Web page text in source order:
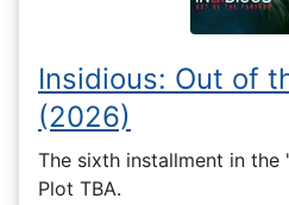
Insidious: Out of
(2026)
The sixth installment in the
Plot TBA.